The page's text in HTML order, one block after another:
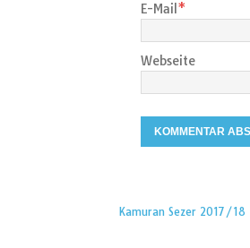
E-Mail *
Webseite
Kamuran Sezer 2017/18